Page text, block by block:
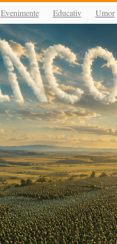
Evenimente Educativ Umor